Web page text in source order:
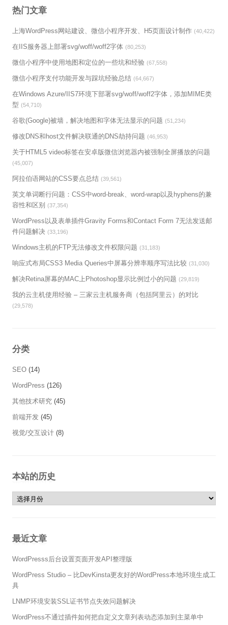
热门文章
上海WordPress网站建设、微信小程序开发、H5页面设计制作 (40,422)
在IIS服务器上部署svg/woff/woff2字体 (80,253)
微信小程序中使用地图和定位的一些坑和经验 (67,558)
微信小程序支付功能开发与踩坑经验总结 (64,667)
在Windows Azure/IIS7环境下部署svg/woff/woff2字体，添加MIME类
型 (54,710)
谷歌(Google)被墙，解决地图和字体无法显示的问题 (51,234)
修改DNS和host文件解决联通的DNS劫持问题 (46,953)
关于HTML5 video标签在安卓版微信浏览器内被强制全屏播放的问题
(45,007)
阿拉伯语网站的CSS要点总结 (39,561)
英文单词断行问题：CSS中word-break、word-wrap以及hyphens的兼
容性和区别
(37,354)
WordPress以及表单插件Gravity Forms和Contact Form 7无法发送邮
件问题解决 (33,196)
Windows主机的FTP无法修改文件权限问题 (31,183)
响应式布局CSS3 Media Queries中屏幕分辨率顺序写法比较 (31,030)
解决Retina屏幕的MAC上Photoshop显示比例过小的问题 (29,819)
我的云主机使用经验 – 三家云主机服务商（包括阿里云）的对比
(29,578)
分类
SEO (14)
WordPress (126)
其他技术研究 (45)
前端开发 (45)
视觉/交互设计 (8)
本站的历史
本站的历史
最近文章
WordPresss后台设置页面开发API整理版
WordPress Studio – 比DevKinsta更友好的WordPress本地环境生成工
具
LNMP环境安装SSL证书节点失效问题解决
WordPress不通过插件如何把自定义文章列表动态添加到主菜单中